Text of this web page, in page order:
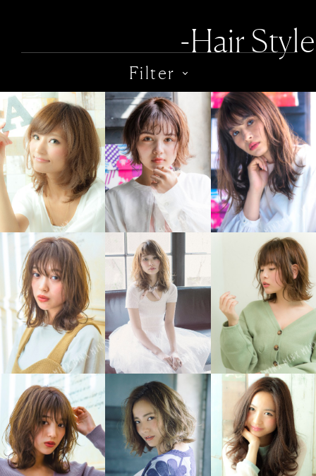
-Hair Style
Filter